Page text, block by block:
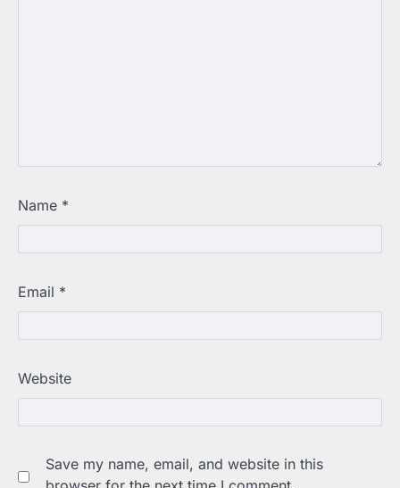
Name *
Email *
Website
Save my name, email, and website in this